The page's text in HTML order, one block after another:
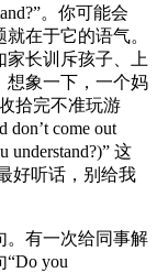
。你可能会
在于它的语气。
家长训斥孩子、上
想象一下，一个妈
拾完不准玩游
come out
understand?)” 这
好听话，别给我
。有一次给同事解
you